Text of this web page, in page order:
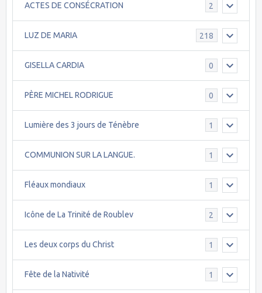
ACTES DE CONSÉCRATION 2
LUZ DE MARIA 218
GISELLA CARDIA 0
PÈRE MICHEL RODRIGUE 0
Lumière des 3 jours de Ténèbre 1
COMMUNION SUR LA LANGUE. 1
Fléaux mondiaux 1
Icône de La Trinité de Roublev 2
Les deux corps du Christ 1
Fête de la Nativité 1